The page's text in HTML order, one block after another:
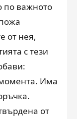
по важното
от нея,
с тези
Има
от